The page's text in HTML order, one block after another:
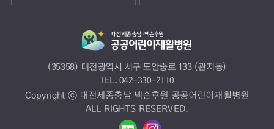
(35358) 대전광역시 서구 도안중로 133 (관저동)
TEL. 042-330-2110
Copyright ⓒ 대전세종충남 넥슨후원 공공어린이재활병원
ALL RIGHTS RESERVED.